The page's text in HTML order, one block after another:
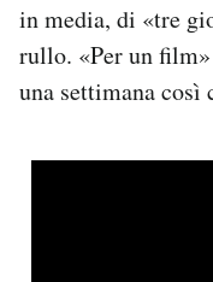
in media, di «tre
rullo. «Per un
una settimana così